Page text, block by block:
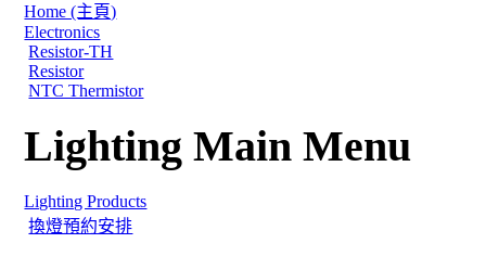
Home (主頁)
Electronics
Resistor-TH
Resistor
NTC Thermistor
Lighting Main Menu
Lighting Products
換燈預約安排